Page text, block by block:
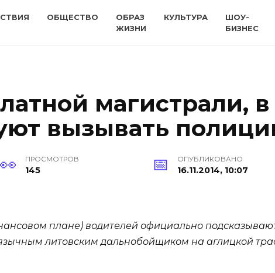
ОБЩЕСТВО
ОБРАЗ
ЖИЗНИ
КУЛЬТУРА
ШОУ-
БИЗНЕС
магистрали, в
вызывать
ПРОСМОТРОВ
145
ОПУБЛИКОВАНО
16.11.2014, 10:07
плане) водителей официально
литовским дальнобойщиком на аглицкой